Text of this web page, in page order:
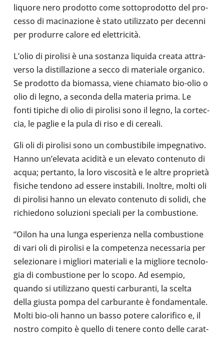
liquore nero pro­dotto come sot­to­pro­dotto del pro­
cesso di maci­na­zione è stato uti­liz­zato per decenni
per pro­durre calore ed elettricità.
L’olio di piro­lisi è una sostanza liquida creata attra­
verso la distil­la­zione a secco di mate­riale orga­nico.
Se pro­dotto da bio­massa, viene chia­mato bio-​olio o
olio di legno, a seconda della materia prima. Le
fonti tipiche di olio di piro­lisi sono il legno, la cor­tec­
cia, le paglie e la pula di riso e di cereali.
Gli oli di piro­lisi sono un com­bu­sti­bile impe­gna­tivo.
Hanno un’e­le­vata acidità e un elevato con­te­nuto di
acqua; per­tanto, la loro viscosità e le altre proprietà
fisiche tendono ad essere insta­bili. Inoltre, molti oli
di piro­lisi hanno un elevato con­te­nuto di solidi, che
richie­dono solu­zioni spe­ciali per la com­bu­stione.
“Oilon ha una lunga espe­rienza nella com­bu­stione
di vari oli di piro­lisi e la com­pe­tenza neces­sa­ria per
sele­zio­nare i migliori mate­riali e la migliore tec­no­lo­
gia di com­bu­stione per lo scopo. Ad esempio,
quando si uti­liz­zano questi car­bu­ranti, la scelta
della giusta pompa del car­bu­rante è fon­da­men­tale.
Molti bio-oli hanno un basso potere calo­ri­fico e, il
nostro compito è quello di tenere conto delle carat­